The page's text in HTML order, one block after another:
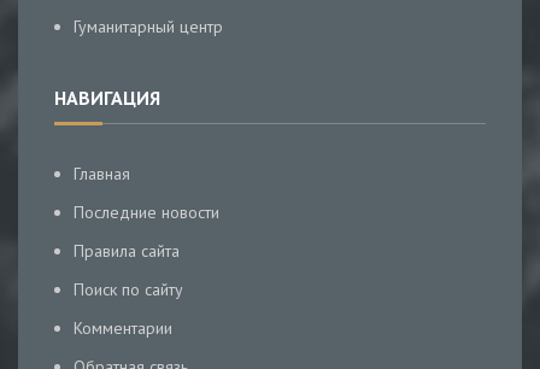
Гуманитарный центр
НАВИГАЦИЯ
Главная
Последние новости
Правила сайта
Поиск по сайту
Комментарии